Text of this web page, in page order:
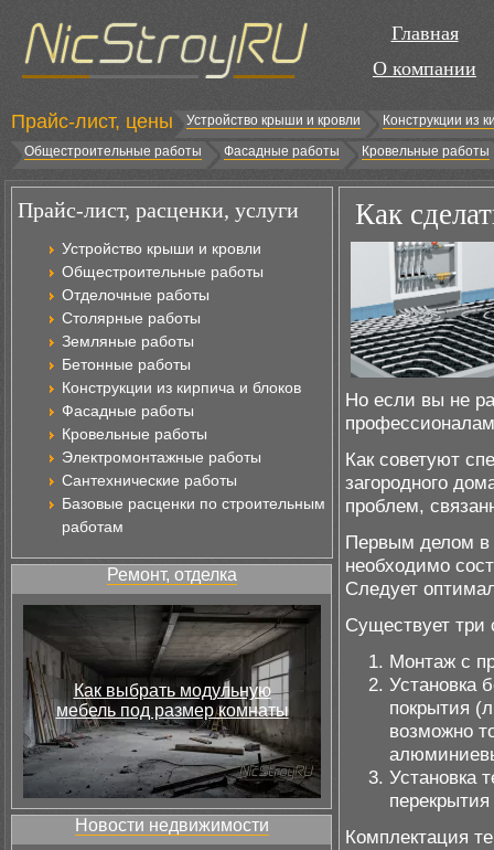
Главная
О компании
Прайс-лист, цены Устройство крыши и кровли
Конструкции из
Общестроительные работы
Фасадные работы Кровельные работы
Прайс-лист, расценки, услуги
Устройство крыши и кровли
Общестроительные работы
Отделочные работы
Столярные работы
Земляные работы
Бетонные работы
Конструкции из кирпича и блоков
Фасадные работы
Кровельные работы
Электромонтажные работы
Сантехнические работы
Базовые расценки по строительным
работам
Ремонт, отделка
Как выбрать модульную
мебель под размер комнаты
Новости недвижимости
Как
Но если вы не
Как советуют
загородного
проблем,
Первым делом в
необходимо
Следует
Существует три
Монтаж с
Установка
покрытия
возможно
Установка
Комплектация